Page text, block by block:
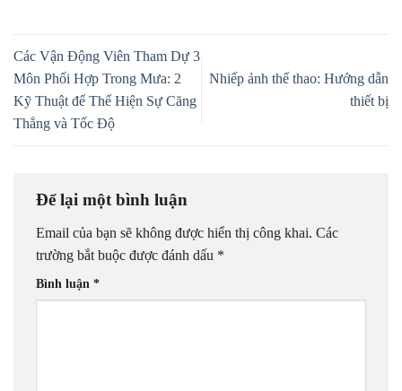
Các Vận Động Viên Tham Dự 3
Môn Phối Hợp Trong Mưa: 2
Kỹ Thuật để Thể Hiện Sự Căng
Thẳng và Tốc Độ
Nhiếp ảnh thể thao: Hướng dẫn
thiết bị
Để lại một bình luận
Email của bạn sẽ không được hiển thị công khai. Các
trường bắt buộc được đánh dấu *
Bình luận *